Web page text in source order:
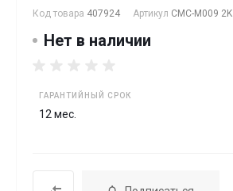
Код товара 407924 Артикул CMC-M009 2K
Нет в наличии
ГАРАНТИЙНЫЙ СРОК
12 мес.